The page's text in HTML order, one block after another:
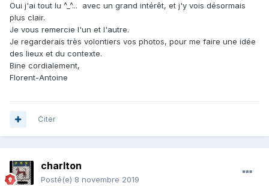
Oui j'ai tout lu ^_^... avec un grand intérêt, et j'y vois désormais
plus clair.
Je vous remercie l'un et l'autre.
Je regarderais très volontiers vos photos, pour me faire une idée
des lieux et du contexte.
Bine cordialement,
Florent-Antoine
Citer
charlton
Posté(e) 8 novembre 2019